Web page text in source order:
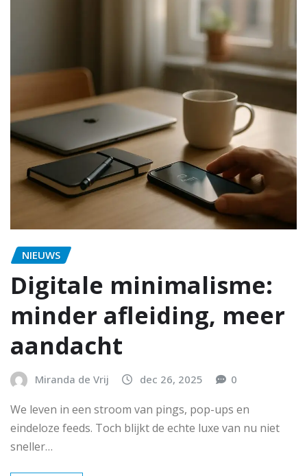
NIEUWS
Digitale minimalisme:
minder afleiding, meer
aandacht
Miranda de Vrij dec 26, 2025 0
We leven in een stroom van pings, pop-ups en
eindeloze feeds. Toch blijkt de echte luxe van nu niet
sneller…